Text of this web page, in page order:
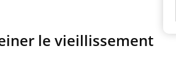
le vieillissement